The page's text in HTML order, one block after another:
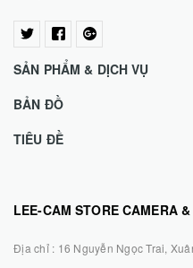
SẢN PHẨM & DỊCH VỤ
BẢN ĐỒ
TIÊU ĐỀ
LEE-CAM STORE CAMERA
Địa chỉ : 16 Nguyễn Ngọc Trai,